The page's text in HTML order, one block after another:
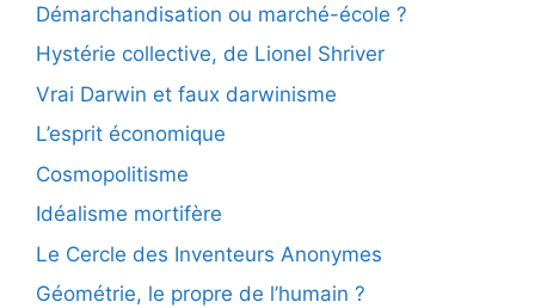
Démarchandisation ou marché-école ?
Hystérie collective, de Lionel Shriver
Vrai Darwin et faux darwinisme
L’esprit économique
Cosmopolitisme
Idéalisme mortifère
Le Cercle des Inventeurs Anonymes
Géométrie, le propre de l’humain ?